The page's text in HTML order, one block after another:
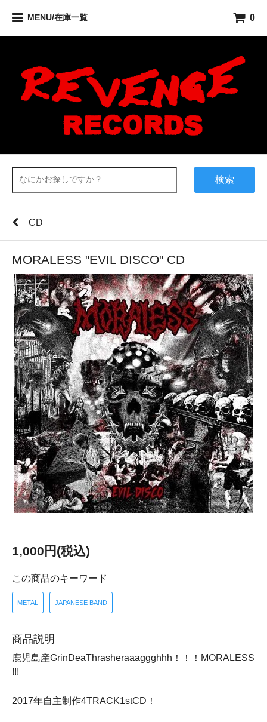
MENU/在庫一覧 0
検索
CD
MORALESS "EVIL DISCO" CD
1,000円(税込)
この商品のキーワード
METAL JAPANESE BAND
商品説明
鹿児島産GrinDeaThrasheraaaggghhh！！！MORALESS
!!!
2017年自主制作4TRACK1stCD！